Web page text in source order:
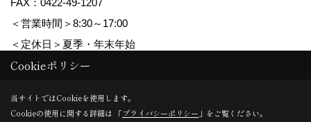
FAX：0422-49-1207
＜営業時間＞8:30～17:00
＜定休日＞夏季・年末年始
Copyright (c) 丸栄建設. All Rights Reserved.
Produced byゴデスクリエイト
Cookieポリシー
当サイトではCookieを使用します。
Cookieの使用に関する詳細は 「プライバシーポリシー 」をご覧ください。